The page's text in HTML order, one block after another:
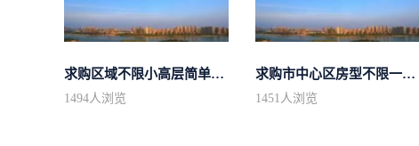
求购区域不限小高层简单装修
1494人浏览
求购市中心区房型不限一室一厅一卫简...
1451人浏览